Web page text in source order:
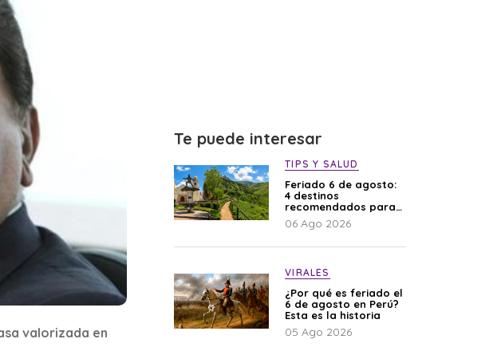
valorizada en
Te puede interesar
TIPS Y SALUD
Feriado 6 de agosto:
4 destinos
recomendados para
disfrutar el descanso
06 Ago 2026
VIRALES
¿Por qué es feriado el
6 de agosto en Perú?
Esta es la historia
05 Ago 2026